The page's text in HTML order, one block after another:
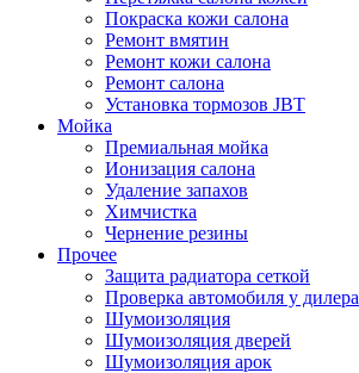
Покраска кожи салона
Ремонт вмятин
Ремонт кожи салона
Ремонт салона
Установка тормозов JBT
Мойка
Премиальная мойка
Ионизация салона
Удаление запахов
Химчистка
Чернение резины
Прочее
Защита радиатора сеткой
Проверка автомобиля у дилера
Шумоизоляция
Шумоизоляция дверей
Шумоизоляция арок